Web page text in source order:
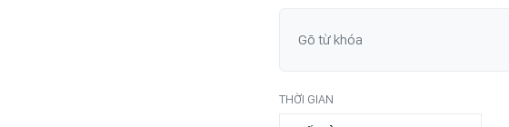
THỜI GIAN